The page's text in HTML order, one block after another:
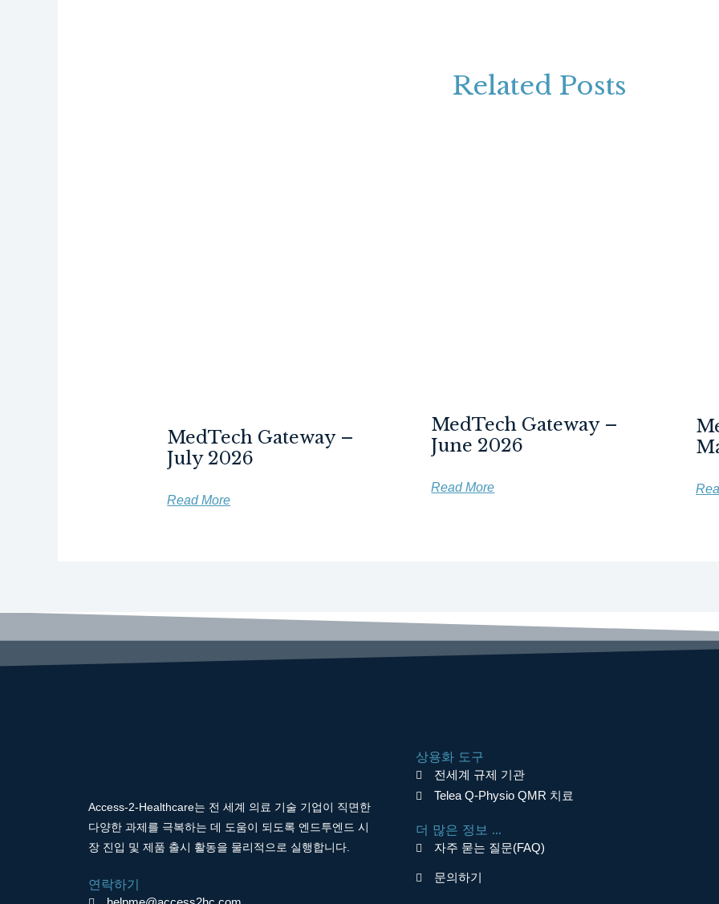
Related Posts
MedTech Gateway –
July 2026
Read More
MedTech Gateway –
June 2026
Read More
Access-2-Healthcare는 전 세계 의료 기술 기업이 직면한
다양한 과제를 극복하는 데 도움이 되도록 엔드투엔드 시
장 진입 및 제품 출시 활동을 물리적으로 실행합니다.
연락하기
상용화 도구
전세계 규제 기관
Telea Q-Physio QMR 치료
더 많은 정보 ...
자주 묻는 질문(FAQ)
문의하기